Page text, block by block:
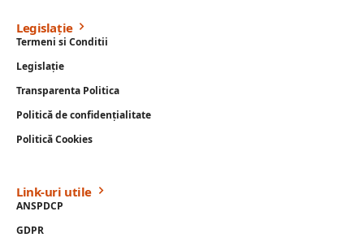
Legislație
Termeni si Conditii
Legislație
Transparenta Politica
Politică de confidențialitate
Politică Cookies
Link-uri utile
ANSPDCP
GDPR